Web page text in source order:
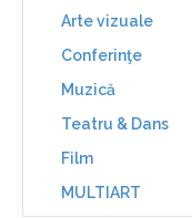
Arte vizuale
Conferinţe
Muzică
Teatru & Dans
Film
MULTIART